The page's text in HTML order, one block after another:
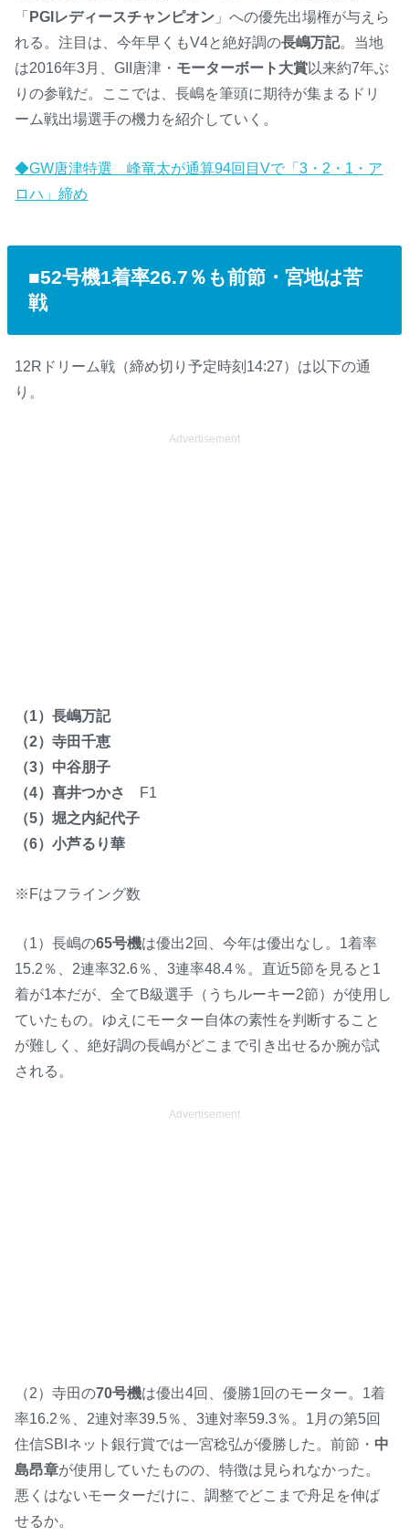
「PGIレディースチャンピオン 」への優先出場権が与えら
れる。注目は、今年早くもV4と絶好調の長嶋万記。当地
は2016年3月、GII唐津・ モーターボート大賞以来約7年ぶ
りの参戦だ。ここでは、長嶋を筆頭に期待が集まるドリ
ーム戦出場選手の機力を紹介していく。
◆GW唐津特選 峰竜太が通算94回目Vで「3・2・1・ア
ロハ」締め
■52号機1着率26.7％も前節・宮地は苦
戦
12Rドリーム戦（締め切り予定時刻14:27）は以下の通
り。
Advertisement
（1）長嶋万記
（2）寺田千恵
（3）中谷朋子
（4）喜井つかさ
F1
（5）堀之内紀代子
（6）小芦るり華
※Fはフライング数
（1）長嶋の65号機は優出2回、今年は優出なし。1着率
15.2％、2連率32.6％、3連率48.4％。直近5節を見ると1
着が1本だが、全てB級選手（うちルーキー2節）が使用し
ていたもの。ゆえにモーター自体の素性を判断すること
が難しく、絶好調の長嶋がどこまで引き出せるか腕が試
される。
Advertisement
（2）寺田の70号機は優出4回、優勝1回のモーター。1着
率16.2％、2連対率39.5％、3連対率59.3％。1月の第5回
住信SBIネット銀行賞では一宮稔弘が優勝した。前節・ 中
島昂章が使用していたものの、特徴は見られなかった。
悪くはないモーターだけに、調整でどこまで舟足を伸ば
せるか。